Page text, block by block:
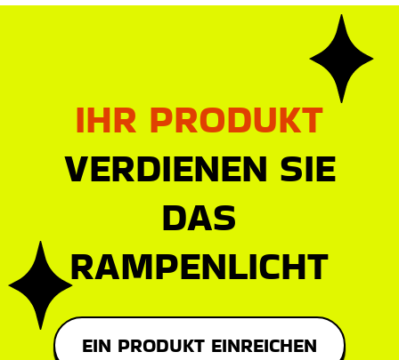
IHR PRODUKT
VERDIENEN SIE
DAS
RAMPENLICHT
EIN PRODUKT EINREICHEN